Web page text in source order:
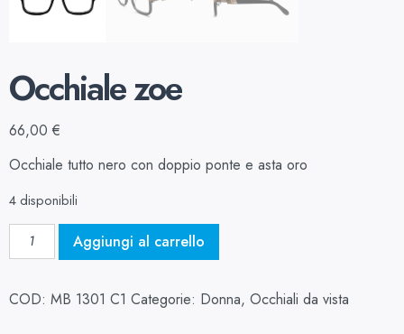
Occhiale zoe
66,00 €
Occhiale tutto nero con doppio ponte e asta oro
4 disponibili
Aggiungi al carrello
COD: MB 1301 C1 Categorie: Donna, Occhiali da vista